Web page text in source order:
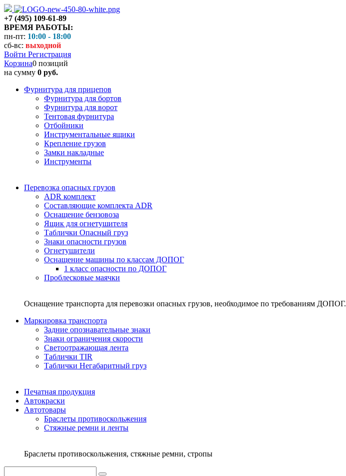
+7 (495) 109-61-89
ВРЕМЯ РАБОТЫ:
пн-пт: 10:00 - 18:00
сб-вс: выходной
Войти Регистрация
Корзина0 позиций
на сумму 0 руб.
Фурнитура для прицепов
Фурнитура для бортов
Фурнитура для ворот
Тентовая фурнитура
Отбойники
Инструментальные ящики
Крепление грузов
Замки накладные
Инструменты
Перевозка опасных грузов
ADR комплект
Составляющие комплекта ADR
Оснащение бензовоза
Ящик для огнетушителя
Таблички Опасный груз
Знаки опасности грузов
Огнетушители
Оснащение машины по классам ДОПОГ
1 класс опасности по ДОПОГ
Проблесковые маячки
Оснащение транспорта для перевозки опасных грузов, необходимое по требованиям ДОПОГ.
Маркировка транспорта
Задние опознавательные знаки
Знаки ограничения скорости
Светоотражающая лента
Таблички TIR
Таблички Негабаритный груз
Печатная продукция
Автокраски
Автотовары
Браслеты противоскольжения
Стяжныe ремни и ленты
Браслеты противоскольжения, стяжные ремни, стропы